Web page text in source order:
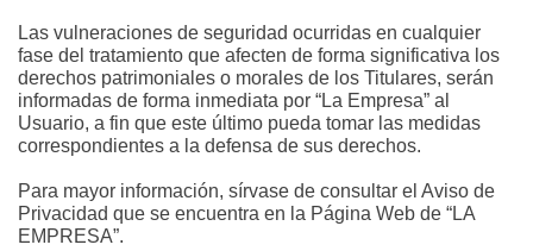
Las vulneraciones de seguridad ocurridas en cualquier
fase del tratamiento que afecten de forma significativa los
derechos patrimoniales o morales de los Titulares, serán
informadas de forma inmediata por “La Empresa” al
Usuario, a fin que este último pueda tomar las medidas
correspondientes a la defensa de sus derechos.
Para mayor información, sírvase de consultar el Aviso de
Privacidad que se encuentra en la Página Web de “LA
EMPRESA”.